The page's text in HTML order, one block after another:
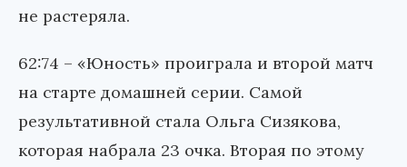
не растеряла.
62:74 – «Юность» проиграла и второй матч
на старте домашней серии. Самой
результативной стала Ольга Сизякова,
которая набрала 23 очка. Вторая по этому